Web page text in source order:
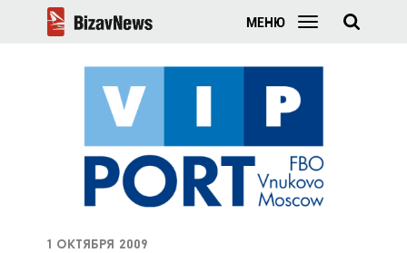
МЕНЮ
1 октября 2009